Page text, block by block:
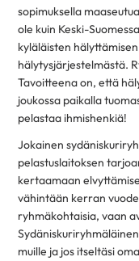
sopimuksella
ole kuin Keski-
kyläläisten
hälytysjärjestelmästä.
Tavoitteena on, että
joukossa paikalla
pelastaa ihmishenkiä!
Jokainen
pelastuslaitoksen
kertaamaan
vähintään kerran
ryhmäkohtaisia, vaan
muille ja jos itseltäsi